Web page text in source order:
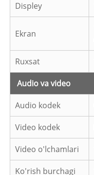
Displey
Ekran
Ruxsat
Audio va video
Audio kodek
Video kodek
Video o'lchamlari
Ko'rish burchagi